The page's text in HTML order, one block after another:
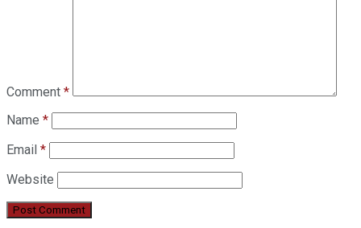
Comment *
Name *
Email *
Website